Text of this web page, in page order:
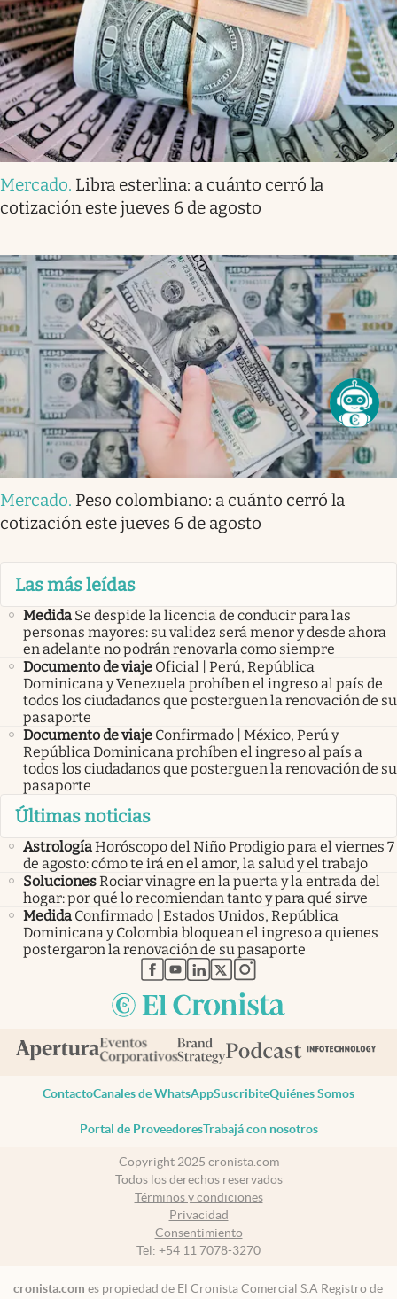
Mercado. Libra esterlina: a cuánto cerró la
cotización este jueves 6 de agosto
Mercado. Peso colombiano: a cuánto cerró la
cotización este jueves 6 de agosto
Las más leídas
Medida Se despide la licencia de conducir para las
personas mayores: su validez será menor y desde ahora
en adelante no podrán renovarla como siempre
Documento de viaje Oficial | Perú, República
Dominicana y Venezuela prohíben el ingreso al país de
todos los ciudadanos que posterguen la renovación de su
pasaporte
Documento de viaje Confirmado | México, Perú y
República Dominicana prohíben el ingreso al país a
todos los ciudadanos que posterguen la renovación de su
pasaporte
Últimas noticias
AstrologíaHoróscopo del Niño Prodigio para el viernes 7
de agosto: cómo te irá en el amor, la salud y el trabajo
SolucionesRociar vinagre en la puerta y la entrada del
hogar: por qué lo recomiendan tanto y para qué sirve
Medida Confirmado | Estados Unidos, República
Dominicana y Colombia bloquean el ingreso a quienes
postergaron la renovación de su pasaporte
abre en nueva pestaña
abre en nueva pestaña
abre en nueva pestaña
abre en nueva pestaña
abre en nueva pestaña
ContactoCanales de WhatsAppSuscribiteQuiénes Somos
Portal de ProveedoresTrabajá con nosotros
Copyright 2025 cronista.com
Todos los derechos reservados
Términos y condiciones
Privacidad
Consentimiento
Tel: +54 11 7078-3270
cronista.com es propiedad de El Cronista Comercial S.A Registro de